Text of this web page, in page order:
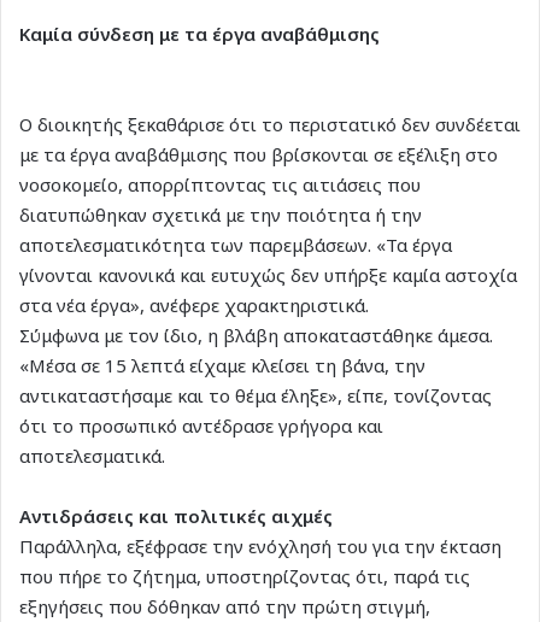
Καμία σύνδεση με τα έργα αναβάθμισης
Ο διοικητής ξεκαθάρισε ότι το περιστατικό δεν συνδέεται
με τα έργα αναβάθμισης που βρίσκονται σε εξέλιξη στο
νοσοκομείο, απορρίπτοντας τις αιτιάσεις που
διατυπώθηκαν σχετικά με την ποιότητα ή την
αποτελεσματικότητα των παρεμβάσεων. «Τα έργα
γίνονται κανονικά και ευτυχώς δεν υπήρξε καμία αστοχία
στα νέα έργα», ανέφερε χαρακτηριστικά.
Σύμφωνα με τον ίδιο, η βλάβη αποκαταστάθηκε άμεσα.
«Μέσα σε 15 λεπτά είχαμε κλείσει τη βάνα, την
αντικαταστήσαμε και το θέμα έληξε», είπε, τονίζοντας
ότι το προσωπικό αντέδρασε γρήγορα και
αποτελεσματικά.
Αντιδράσεις και πολιτικές αιχμές
Παράλληλα, εξέφρασε την ενόχλησή του για την έκταση
που πήρε το ζήτημα, υποστηρίζοντας ότι, παρά τις
εξηγήσεις που δόθηκαν από την πρώτη στιγμή,